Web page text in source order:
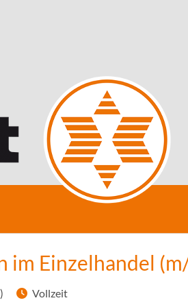
im Einzelhandel
Vollzeit